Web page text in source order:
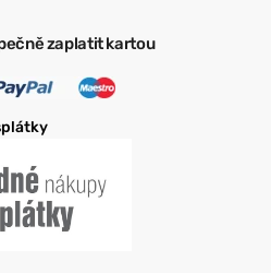
zaplatit kartou